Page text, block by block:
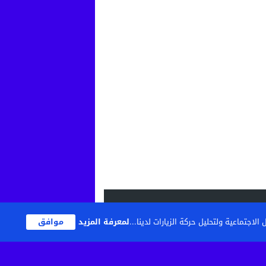
ولتحليل حركة الزيارات لدينا...لمعرفة المزيد موافق